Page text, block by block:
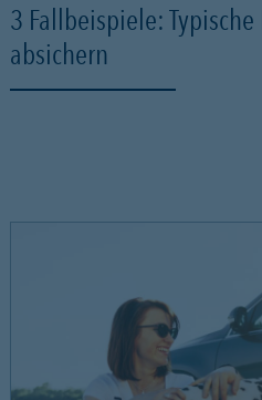
3 Fallbeispiele:
absichern